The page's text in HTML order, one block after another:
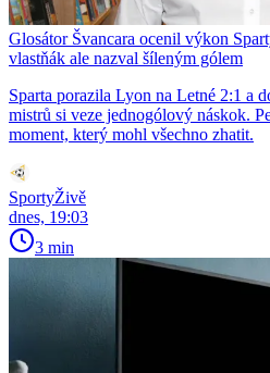
Glosátor Švancara ocenil výkon
vlastňák ale nazval šíleným gólem
Sparta porazila Lyon na Letné 2:1 a
mistrů si veze jednogólový náskok.
moment, který mohl všechno zhatit.
SportyŽivě
dnes, 19:03
3 min